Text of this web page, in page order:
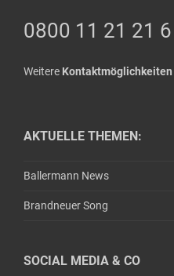
0800 11 21 21 6
Weitere Kontaktmöglichkeiten
AKTUELLE THEMEN:
Ballermann News
Brandneuer Song
SOCIAL MEDIA & CO